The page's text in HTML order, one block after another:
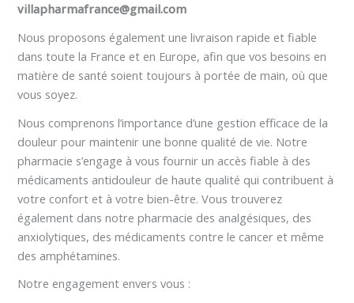
villapharmafrance@gmail.com
Nous proposons également une livraison rapide et fiable
dans toute la France et en Europe, afin que vos besoins en
matière de santé soient toujours à portée de main, où que
vous soyez.
Nous comprenons l’importance d’une gestion efficace de la
douleur pour maintenir une bonne qualité de vie. Notre
pharmacie s’engage à vous fournir un accès fiable à des
médicaments antidouleur de haute qualité qui contribuent à
votre confort et à votre bien-être. Vous trouverez
également dans notre pharmacie des analgésiques, des
anxiolytiques, des médicaments contre le cancer et même
des amphétamines.
Notre engagement envers vous :